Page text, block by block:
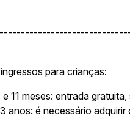
para crianças:
11 meses: entrada
anos: é necessário